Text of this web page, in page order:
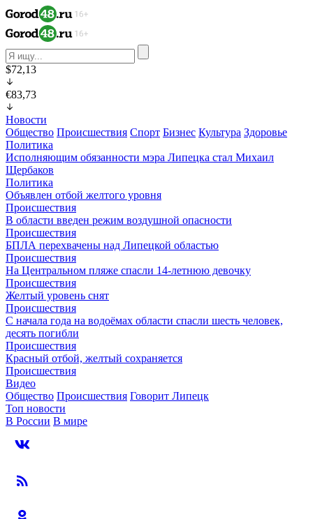
$72,13
€83,73
Новости
Общество Происшествия Спорт Бизнес Культура Здоровье
Политика
Исполняющим обязанности мэра Липецка стал Михаил
Щербаков
Политика
Объявлен отбой желтого уровня
Происшествия
В области введен режим воздушной опасности
Происшествия
БПЛА перехвачены над Липецкой областью
Происшествия
На Центральном пляже спасли 14-летнюю девочку
Происшествия
Желтый уровень снят
Происшествия
С начала года на водоёмах области спасли шесть человек,
десять погибли
Происшествия
Красный отбой, желтый сохраняется
Происшествия
Видео
Общество Происшествия Говорит Липецк
Топ новости
В России В мире